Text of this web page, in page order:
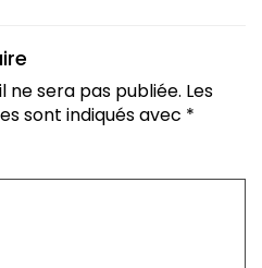
sera pas publiée. Les
sont indiqués avec *